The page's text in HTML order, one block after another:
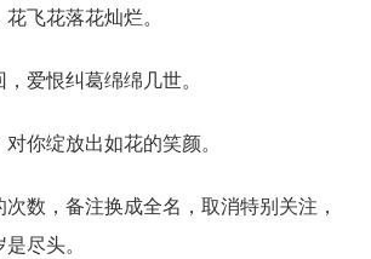
飞花落花灿烂。
爱恨纠葛绵绵几世。
你绽放出如花的笑颜。
数，备注换成全名，取消特别关注，
尽头。